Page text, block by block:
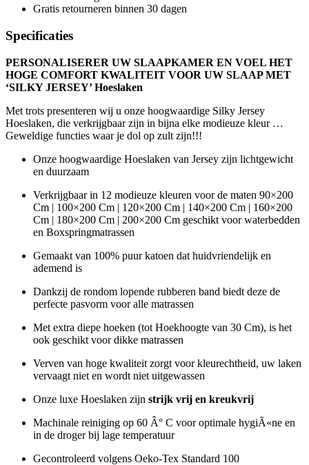
Gratis retourneren binnen 30 dagen
Specificaties
PERSONALISERER UW SLAAPKAMER EN VOEL HET
HOGE COMFORT KWALITEIT VOOR UW SLAAP MET
‘SILKY JERSEY’ Hoeslaken
Met trots presenteren wij u onze hoogwaardige Silky Jersey
Hoeslaken, die verkrijgbaar zijn in bijna elke modieuze kleur …
Geweldige functies waar je dol op zult zijn!!!
Onze hoogwaardige Hoeslaken van Jersey zijn lichtgewicht
en duurzaam
Verkrijgbaar in 12 modieuze kleuren voor de maten 90×200
Cm | 100×200 Cm | 120×200 Cm | 140×200 Cm | 160×200
Cm | 180×200 Cm | 200×200 Cm geschikt voor waterbedden
en Boxspringmatrassen
Gemaakt van 100% puur katoen dat huidvriendelijk en
ademend is
Dankzij de rondom lopende rubberen band biedt deze de
perfecte pasvorm voor alle matrassen
Met extra diepe hoeken (tot Hoekhoogte van 30 Cm), is het
ook geschikt voor dikke matrassen
Verven van hoge kwaliteit zorgt voor kleurechtheid, uw laken
vervaagt niet en wordt niet uitgewassen
Onze luxe Hoeslaken zijn strijk vrij en kreukvrij
Machinale reiniging op 60 Â° C voor optimale hygiÃ«ne en
in de droger bij lage temperatuur
Gecontroleerd volgens Oeko-Tex Standard 100